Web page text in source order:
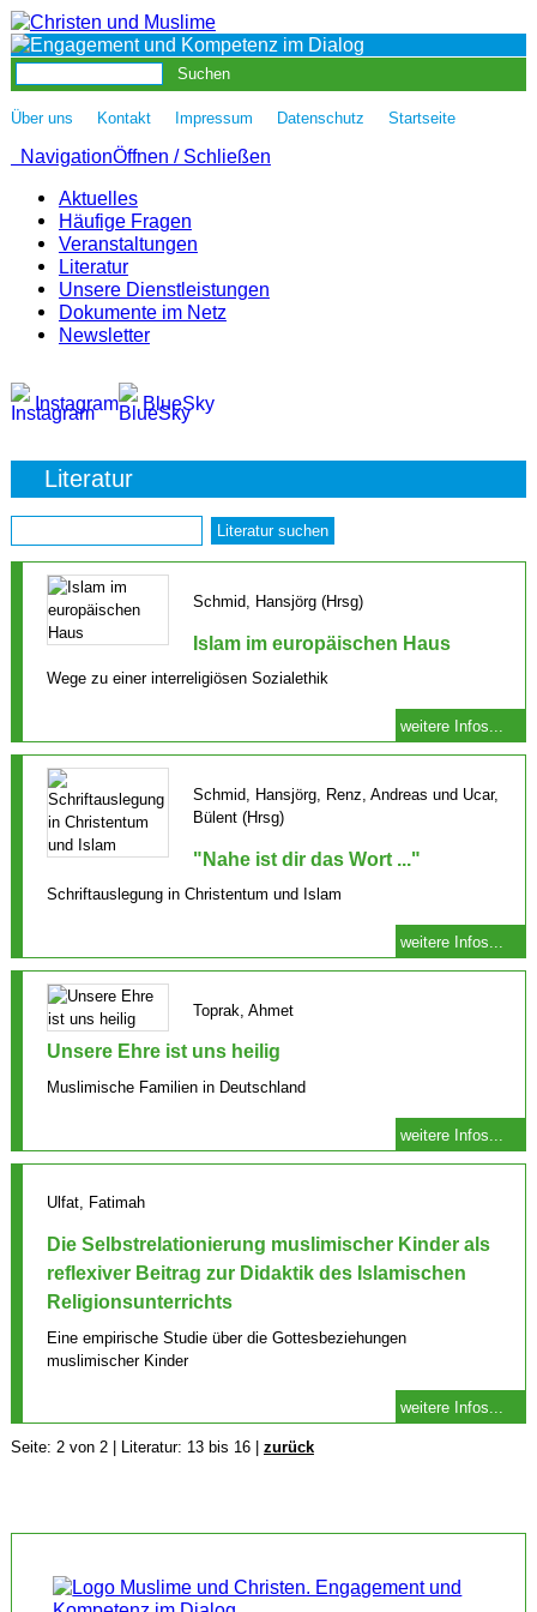
Über uns Kontakt| Impressum Datenschutz Startseite
NavigationÖffnen / Schließen
Aktuelles
Häufige Fragen
Veranstaltungen
Literatur
Unsere Dienstleistungen
Dokumente im Netz
Newsletter
Instagram BlueSky
Literatur
Schmid, Hansjörg (Hrsg)
Islam im europäischen Haus
Wege zu einer interreligiösen Sozialethik
weitere Infos...
Schmid, Hansjörg, Renz, Andreas und Ucar,
Bülent (Hrsg)
"Nahe ist dir das Wort ..."
Schriftauslegung in Christentum und Islam
weitere Infos...
Toprak, Ahmet
Unsere Ehre ist uns heilig
Muslimische Familien in Deutschland
weitere Infos...
Ulfat, Fatimah
Die Selbstrelationierung muslimischer Kinder als
reflexiver Beitrag zur Didaktik des Islamischen
Religionsunterrichts
Eine empirische Studie über die Gottesbeziehungen
muslimischer Kinder
weitere Infos...
Seite: 2 von 2 | Literatur: 13 bis 16 | zurück